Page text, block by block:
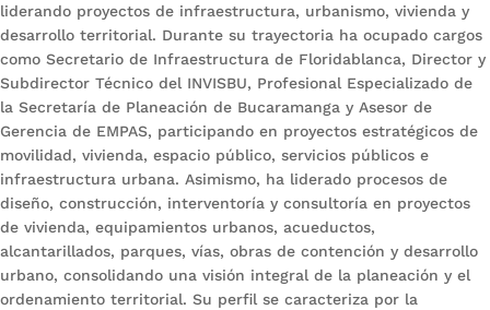
liderando proyectos de infraestructura, urbanismo, vivienda y
desarrollo territorial. Durante su trayectoria ha ocupado cargos
como Secretario de Infraestructura de Floridablanca, Director y
Subdirector Técnico del INVISBU, Profesional Especializado de
la Secretaría de Planeación de Bucaramanga y Asesor de
Gerencia de EMPAS, participando en proyectos estratégicos de
movilidad, vivienda, espacio público, servicios públicos e
infraestructura urbana. Asimismo, ha liderado procesos de
diseño, construcción, interventoría y consultoría en proyectos
de vivienda, equipamientos urbanos, acueductos,
alcantarillados, parques, vías, obras de contención y desarrollo
urbano, consolidando una visión integral de la planeación y el
ordenamiento territorial. Su perfil se caracteriza por la